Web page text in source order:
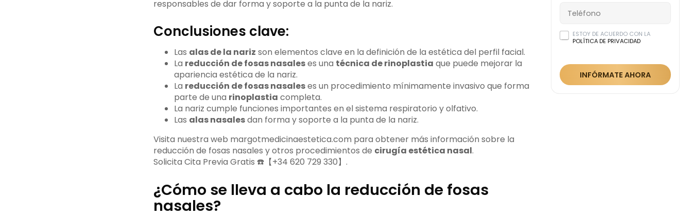
responsables de dar forma y soporte a la punta de la nariz.
Conclusiones clave:
Las alas de la nariz son elementos clave en la definición de la estética del perfil facial.
La reducción de fosas nasaleses una técnica de rinoplastia que puede mejorar la
apariencia estética de la nariz.
La reducción de fosas nasaleses un procedimiento mínimamente invasivo que forma
parte de una rinoplastia completa.
La nariz cumple funciones importantes en el sistema respiratorio y olfativo.
Las alas nasalesdan forma y soporte a la punta de la nariz.
Visita nuestra web margotmedicinaestetica.com para obtener más información sobre la
reducción de fosas nasales y otros procedimientos de cirugía estética nasal.
Solicita Cita Previa Gratis ☎️【+34 620 729 330】.
¿Cómo se lleva a cabo la reducción de fosas
nasales?
ESTOY DE ACUERDO CON LA
POLÍTICA DE PRIVACIDAD
INFÓRMATE AHORA